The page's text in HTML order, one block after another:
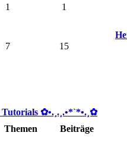
1 1
7 15
✿ •.¸.¸.•*`*•.¸✿
Themen Beiträge